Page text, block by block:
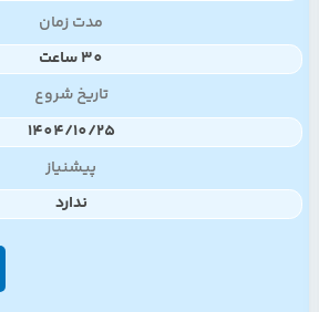
مدت زمان
30 ساعت
تاریخ شروع
1404/10/25
پیشنیاز
ندارد